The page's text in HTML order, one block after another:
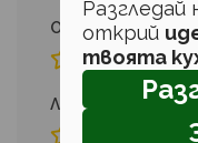
открий
твоята
Отношение към
Локация